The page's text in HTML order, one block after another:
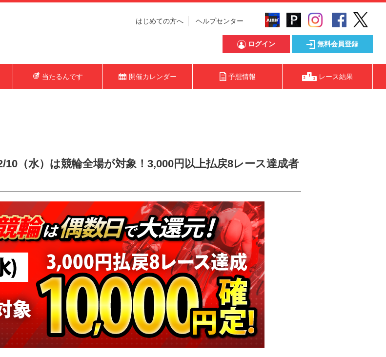
はじめての方へ ヘルプセンター
ログイン 無料会員登録
当たるんです 開催カレンダー 予想情報 レース結果
10（水）は競輪全場が対象！3,000円以上払戻8レース達成者